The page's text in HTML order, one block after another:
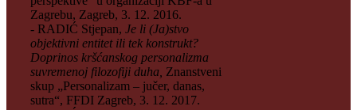
Zagrebu, Zagreb, 3. 12. 2016.
- RADIĆ Stjepan, Je li (Ja)stvo
objektivni entitet ili tek konstrukt?
Doprinos kršćanskog personalizma
suvremenoj filozofiji duha, Znanstveni
skup „Personalizam – jučer, danas,
sutra“, FFDI Zagreb, 3. 12. 2017.